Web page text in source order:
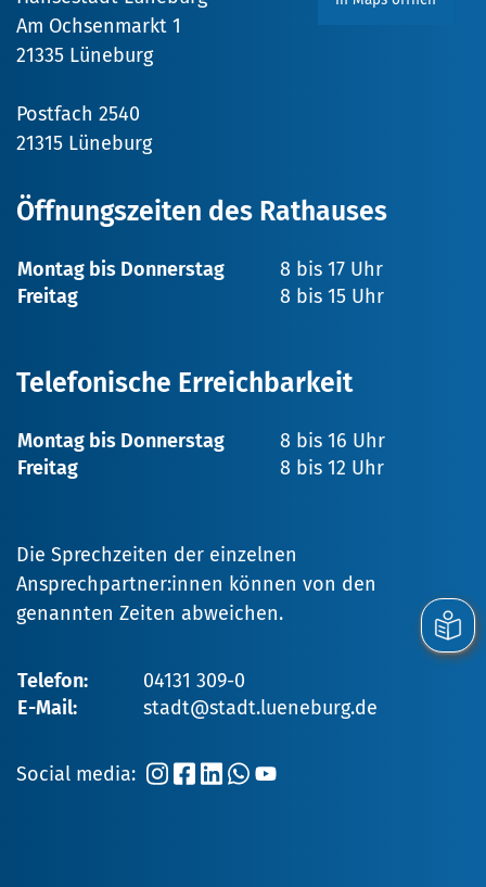
Am Ochsenmarkt 1
21335 Lüneburg
Postfach 2540
21315 Lüneburg
Öffnungszeiten des Rathauses
Montag bis Donnerstag
8 bis 17 Uhr
Freitag
8 bis 15 Uhr
Telefonische Erreichbarkeit
Montag bis Donnerstag
8 bis 16 Uhr
Freitag
8 bis 12 Uhr
Die Sprechzeiten der einzelnen
Ansprechpartner:innen können von den
genannten Zeiten abweichen.
Telefon:
04131 309-0
E-Mail:
stadt@stadt.lueneburg.de
Social media: